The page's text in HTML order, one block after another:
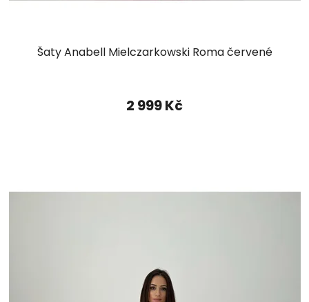
Šaty Anabell Mielczarkowski Roma červené
2 999 Kč